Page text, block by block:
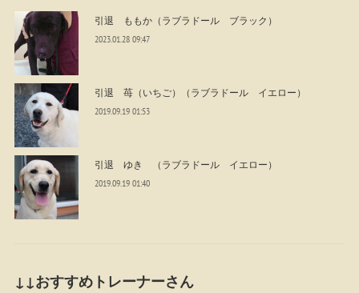
引退 ももか（ラブラドール ブラック）
2023.01.28 09:47
引退 苺（いちご）（ラブラドール イエロー）
2019.09.19 01:53
引退 ゆき （ラブラドール イエロー）
2019.09.19 01:40
↓↓おすすめトレーナーさん